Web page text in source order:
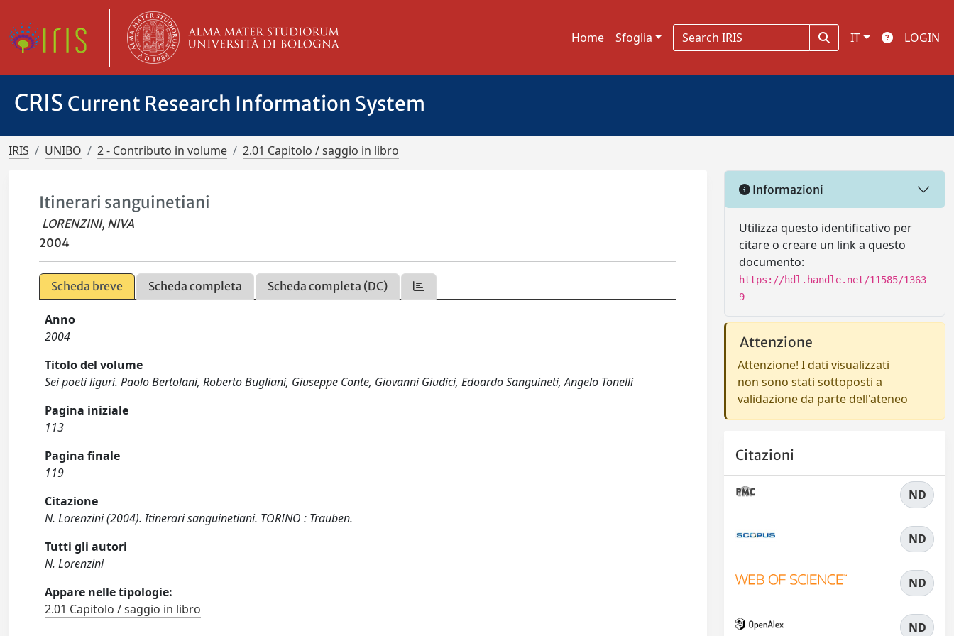
Home Sfoglia IT LOGIN
CRIS Current Research Information System
IRIS UNIBO 2 - Contributo in volume 2.01 Capitolo / saggio in libro
Itinerari sanguinetiani
LORENZINI, NIVA
2004
Scheda breve Scheda completa Scheda completa (DC)
Anno
2004
Titolo del volume
Sei poeti liguri. Paolo Bertolani, Roberto Bugliani, Giuseppe Conte, Giovanni Giudici, Edoardo Sanguineti, Angelo Tonelli
Pagina iniziale
113
Pagina finale
119
Citazione
N. Lorenzini (2004). Itinerari sanguinetiani. TORINO : Trauben.
Tutti gli autori
N. Lorenzini
Appare nelle tipologie:
2.01 Capitolo / saggio in libro
Informazioni
Utilizza questo identificativo per
citare o creare un link a questo
documento:
https://hdl.handle.net/11585/1363
9
Attenzione
Attenzione! I dati visualizzati
non sono stati sottoposti a
validazione da parte dell'ateneo
Citazioni
ND
ND
ND
ND